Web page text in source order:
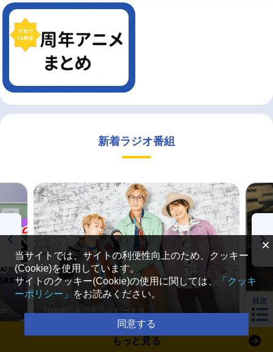
新着ラジオ番組
Trignalのキラキラ☆ビートＲ 森
もっと見る
目次
×
当サイトでは、サイトの利便性向上のため、クッキー
(Cookie)を使用しています。
サイトのクッキー(Cookie)の使用に関しては、
「クッキ
ーポリシー」 をお読みください。
同意する